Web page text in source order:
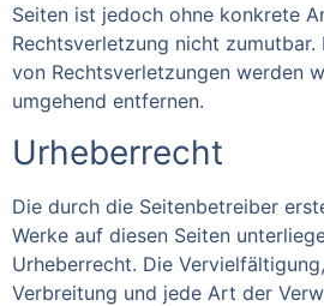
Seiten ist jedoch ohne konkrete
Rechtsverletzung nicht zumutbar.
von Rechtsverletzungen werden
umgehend entfernen.
Urheberrecht
Die durch die Seitenbetreiber
Werke auf diesen Seiten
Urheberrecht. Die
Verbreitung und jede Art der